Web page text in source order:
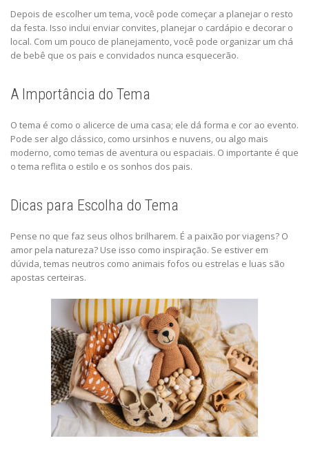
Depois de escolher um tema, você pode começar a planejar o resto
da festa. Isso inclui enviar convites, planejar o cardápio e decorar o
local. Com um pouco de planejamento, você pode organizar um chá
de bebê que os pais e convidados nunca esquecerão.
A Importância do Tema
O tema é como o alicerce de uma casa; ele dá forma e cor ao evento.
Pode ser algo clássico, como ursinhos e nuvens, ou algo mais
moderno, como temas de aventura ou espaciais. O importante é que
o tema reflita o estilo e os sonhos dos pais.
Dicas para Escolha do Tema
Pense no que faz seus olhos brilharem. É a paixão por viagens? O
amor pela natureza? Use isso como inspiração. Se estiver em
dúvida, temas neutros como animais fofos ou estrelas e luas são
apostas certeiras.